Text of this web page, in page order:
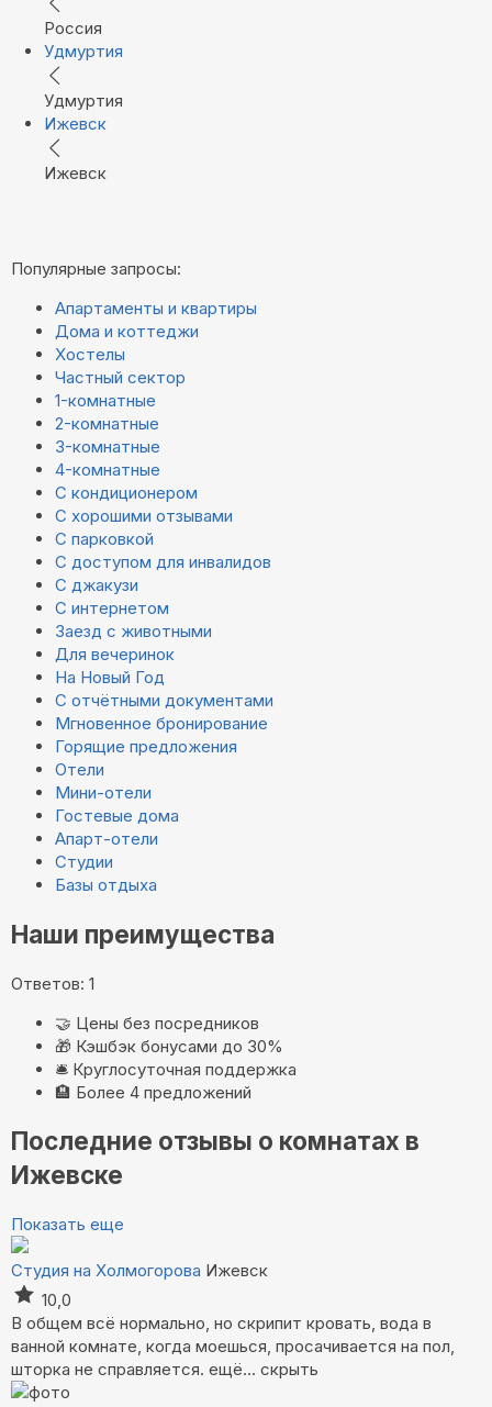
Россия
Удмуртия
Удмуртия
Ижевск
Ижевск
Популярные запросы:
Апартаменты и квартиры
Дома и коттеджи
Хостелы
Частный сектор
1-комнатные
2-комнатные
3-комнатные
4-комнатные
С кондиционером
С хорошими отзывами
С парковкой
С доступом для инвалидов
С джакузи
С интернетом
Заезд с животными
Для вечеринок
На Новый Год
С отчётными документами
Мгновенное бронирование
Горящие предложения
Отели
Мини-отели
Гостевые дома
Апарт-отели
Студии
Базы отдыха
Наши преимущества
Ответов: 1
🤝 Цены без посредников
🎁 Кэшбэк бонусами до 30%
🛎️ Круглосуточная поддержка
🏨 Более 4 предложений
Последние отзывы о комнатах в
Ижевске
Показать еще
Студия на Холмогорова Ижевск
10,0
В общем всё нормально, но скрипит кровать, вода в
ванной комнате, когда моешься, просачивается на пол,
шторка не справляется. ещё... скрыть